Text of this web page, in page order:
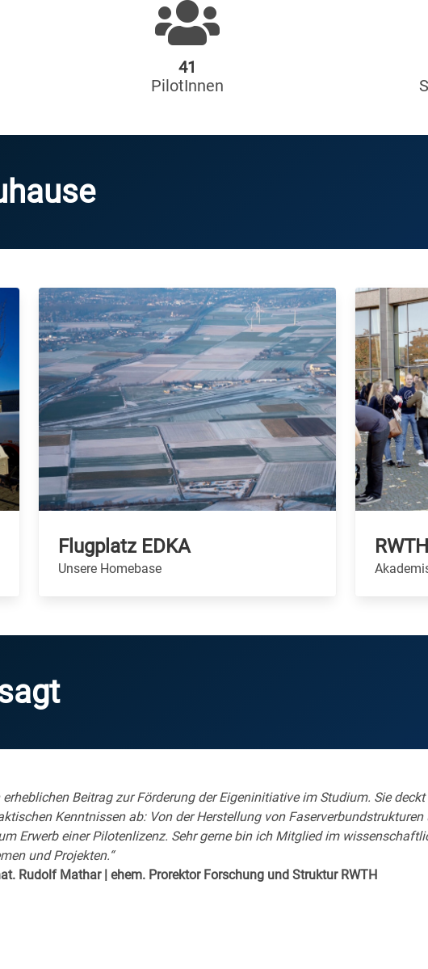
41
PilotInnen
Flugplatz EDKA
Unsere Homebase
erheblichen Beitrag zur Förderung der Eigeninitiative im Studium. Sie
Kenntnissen ab: Von der Herstellung von
Erwerb einer Pilotenlizenz. Sehr gerne bin ich Mitglied im
und Projekten.“
Rudolf Mathar | ehem. Prorektor Forschung und Struktur RWTH